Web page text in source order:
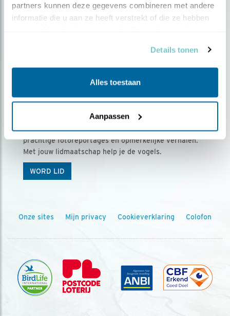
partners kunnen deze gegevens combineren met andere
informatie die u aan ze heeft verstrekt of die ze hebben
Details tonen
Alles toestaan
Aanpassen
Ontvang 5 x Vogels voor € 36,00 per jaar
Vogels is het tijdschrift voor onze leden, met
prachtige fotoreportages en opmerkelijke verhalen.
Met jouw lidmaatschap help je de vogels.
WORD LID
Onze sites Mijn privacy Cookieverklaring Colofon